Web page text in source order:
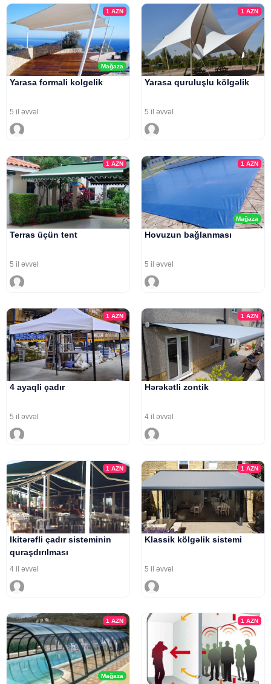
Mağaza
1AZN
Yarasa formali kolgelik
5 il əvvəl
1 AZN
Yarasa quruluşlu kölgəlik
5 il əvvəl
1AZN
Terras üçün tent
5 il əvvəl
Mağaza
1 AZN
Hovuzun bağlanması
5 il əvvəl
1AZN
4 ayaqli çadır
5 il əvvəl
1 AZN
Hərəkətli zontik
4 il əvvəl
1AZN
Ikitərəfli çadır sisteminin
quraşdırılması
4 il əvvəl
1 AZN
Klassik kölgəlik sistemi
5 il əvvəl
Mağaza
1AZN 1 AZN